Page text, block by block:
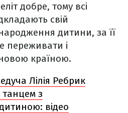
добре, тому всі
свій
дитини, за її
переживати і
країною.
Лілія Ребрик
з
відео